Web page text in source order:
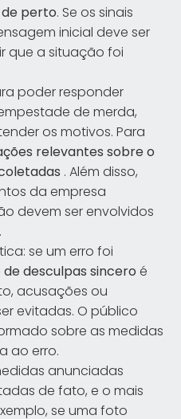
perto. Se os sinais
inicial deve ser
que a situação foi
poder responder
de merda,
os motivos. Para
relevantes sobre o
. Além disso,
da empresa
devem ser envolvidos
se um erro foi
de desculpas sincero é
acusações ou
evitadas. O público
sobre as medidas
ao erro.
anunciadas
de fato, e o mais
se uma foto